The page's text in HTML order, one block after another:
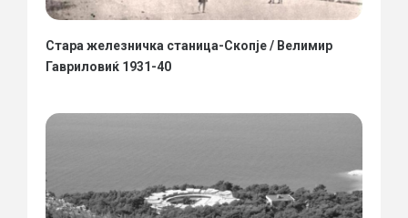
Стара железничка станица-Скопје / Велимир
Гавриловиќ 1931-40